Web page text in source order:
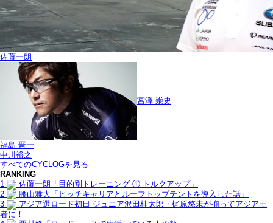
佐藤一朗
宮澤 崇史
福島 晋一
中川裕之
すべてのCYCLOGを見る
RANKING
1
佐藤一朗「目的別トレーニング ① トルクアップ」
2
腰山雅大「ヒッチキャリアとルーフトップテントを導入した話」
3
アジア選ロード初日 ジュニア沢田桂太郎・梶原悠未が揃ってアジア王
者に！